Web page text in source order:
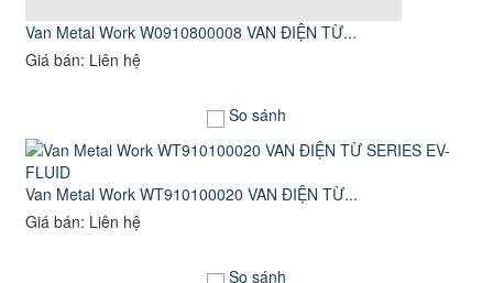
Van Metal Work W0910800008 VAN ĐIỆN TỪ...
Giá bán: Liên hệ
So sánh
Van Metal Work WT910100020 VAN ĐIỆN TỪ...
Giá bán: Liên hệ
So sánh